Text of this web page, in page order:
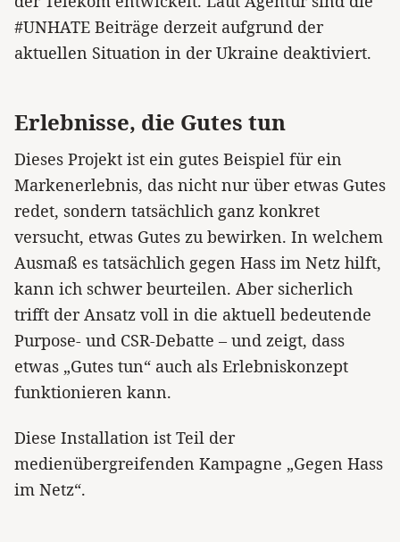
#UNHATE Beiträge derzeit aufgrund der
aktuellen Situation in der Ukraine deaktiviert.
Erlebnisse, die Gutes tun
Dieses Projekt ist ein gutes Beispiel für ein
Markenerlebnis, das nicht nur über etwas Gutes
redet, sondern tatsächlich ganz konkret
versucht, etwas Gutes zu bewirken. In welchem
Ausmaß es tatsächlich gegen Hass im Netz hilft,
kann ich schwer beurteilen. Aber sicherlich
trifft der Ansatz voll in die aktuell bedeutende
Purpose- und CSR-Debatte – und zeigt, dass
etwas „Gutes tun“ auch als Erlebniskonzept
funktionieren kann.
Diese Installation ist Teil der
medienübergreifenden Kampagne „Gegen Hass
im Netz“.